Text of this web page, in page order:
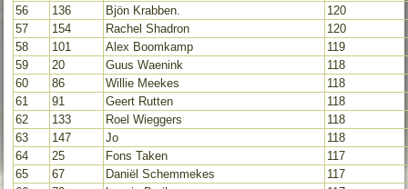
56
136 Bjön Krabben.
120
57
154 Rachel Shadron
120
58
101 Alex Boomkamp
119
59
20 Guus Waenink
118
60
86 Willie Meekes
118
61
91 Geert Rutten
118
62
133 Roel Wieggers
118
63
147 Jo
118
64
25 Fons Taken
117
65
67 Daniël Schemmekes
117